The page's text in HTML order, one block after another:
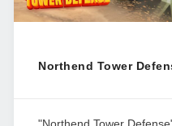
Northend Tower